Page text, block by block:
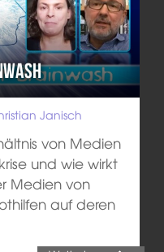
Janisch
von Medien
und wie wirkt
Medien von
auf deren